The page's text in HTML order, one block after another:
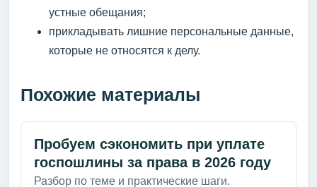
устные обещания;
прикладывать лишние персональные данные,
которые не относятся к делу.
Похожие материалы
Пробуем сэкономить при уплате
госпошлины за права в 2026 году
Разбор по теме и практические шаги.